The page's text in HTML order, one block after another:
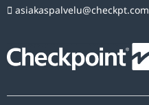
asiakaspalvelu@checkpt.com